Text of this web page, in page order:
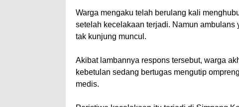
Warga mengaku telah berulang kali
setelah kecelakaan terjadi. Namun
tak kunjung muncul.
Akibat lambannya respons tersebut, warga
kebetulan sedang bertugas mengutip
medis.